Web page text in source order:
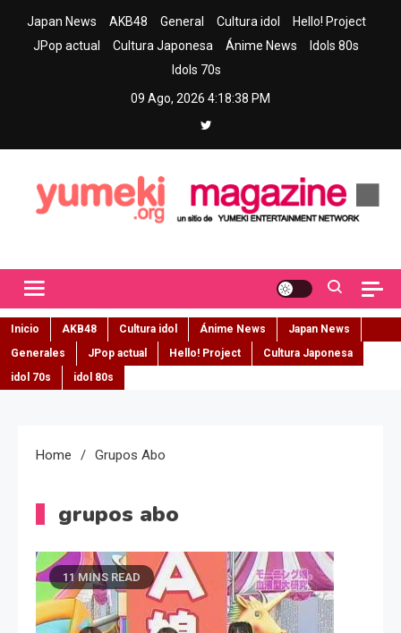
Japan News AKB48 General Cultura idol
Hello! Project
JPop actual
Cultura Japonesa Ánime News
Idols 80s
Idols 70s
09 Ago, 2026 4:18:38 PM
Inicio AKB48 Cultura idol Ánime News
Japan News
Generales
JPop actual Hello! Project
Cultura Japonesa
idol 70s
idol 80s
Home Grupos Abo
grupos abo
11 MINS READ